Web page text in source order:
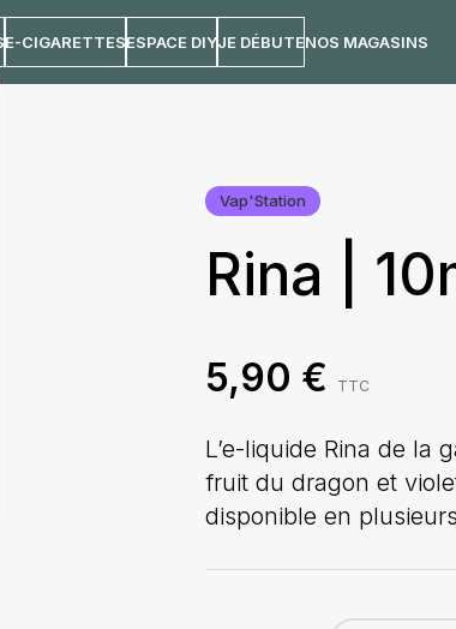
E-CIGARETTESESPACE DIYJE DÉBUTENOS MAGASINS
Vap'Station
Rina |
5,90 € TTC
L’e-liquide Rina de la
fruit du dragon et
disponible en